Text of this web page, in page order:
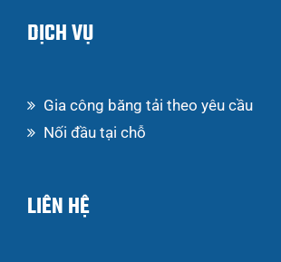
DỊCH VỤ
Gia công băng tải theo yêu cầu
Nối đầu tại chỗ
LIÊN HỆ